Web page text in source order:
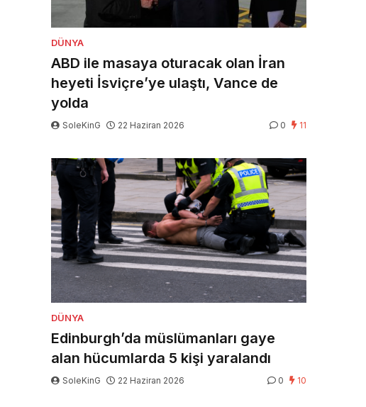
DÜNYA
ABD ile masaya oturacak olan İran
heyeti İsviçre’ye ulaştı, Vance de
yolda
SoleKinG 22 Haziran 2026 0 11
DÜNYA
Edinburgh’da müslümanları gaye
alan hücumlarda 5 kişi yaralandı
SoleKinG 22 Haziran 2026 0 10